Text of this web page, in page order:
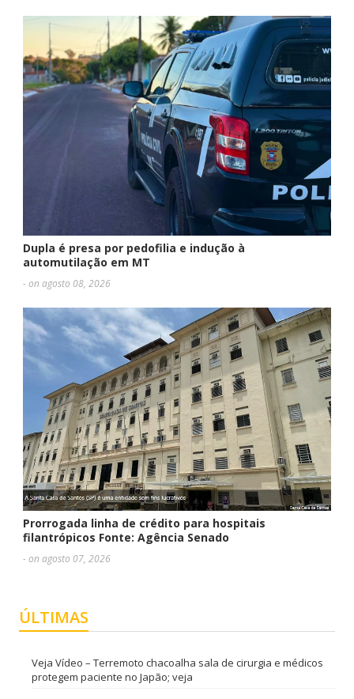
Dupla é presa por pedofilia e indução à
automutilação em MT
- on agosto 08, 2026
Prorrogada linha de crédito para hospitais
filantrópicos Fonte: Agência Senado
- on agosto 07, 2026
ÚLTIMAS
Veja Vídeo – Terremoto chacoalha sala de cirurgia e médicos
protegem paciente no Japão; veja